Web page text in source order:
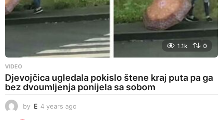
1.1k 0
VIDEO
Djevojčica ugledala pokislo štene kraj puta pa ga
bez dvoumljenja ponijela sa sobom
by E 4 years ago